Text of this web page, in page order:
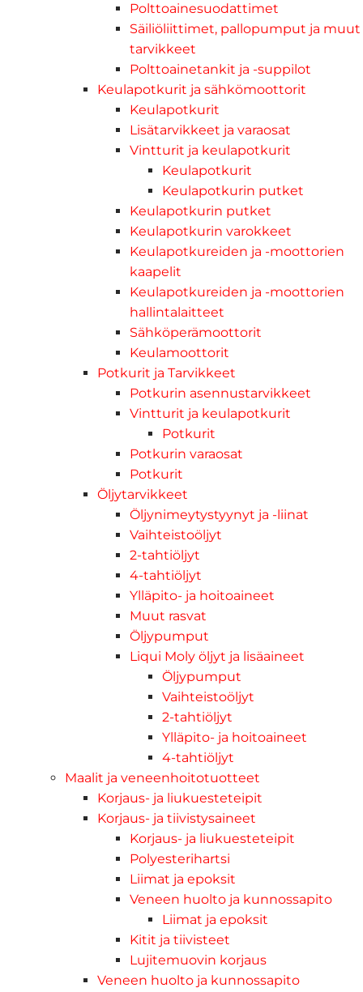
Polttoainesuodattimet
Säiliöliittimet, pallopumput ja muut
tarvikkeet
Polttoainetankit ja -suppilot
Keulapotkurit ja sähkömoottorit
Keulapotkurit
Lisätarvikkeet ja varaosat
Vintturit ja keulapotkurit
Keulapotkurit
Keulapotkurin putket
Keulapotkurin putket
Keulapotkurin varokkeet
Keulapotkureiden ja -moottorien
kaapelit
Keulapotkureiden ja -moottorien
hallintalaitteet
Sähköperämoottorit
Keulamoottorit
Potkurit ja Tarvikkeet
Potkurin asennustarvikkeet
Vintturit ja keulapotkurit
Potkurit
Potkurin varaosat
Potkurit
Öljytarvikkeet
Öljynimeytystyynyt ja -liinat
Vaihteistoöljyt
2-tahtiöljyt
4-tahtiöljyt
Ylläpito- ja hoitoaineet
Muut rasvat
Öljypumput
Liqui Moly öljyt ja lisäaineet
Öljypumput
Vaihteistoöljyt
2-tahtiöljyt
Ylläpito- ja hoitoaineet
4-tahtiöljyt
Maalit ja veneenhoitotuotteet
Korjaus- ja liukuesteteipit
Korjaus- ja tiivistysaineet
Korjaus- ja liukuesteteipit
Polyesterihartsi
Liimat ja epoksit
Veneen huolto ja kunnossapito
Liimat ja epoksit
Kitit ja tiivisteet
Lujitemuovin korjaus
Veneen huolto ja kunnossapito